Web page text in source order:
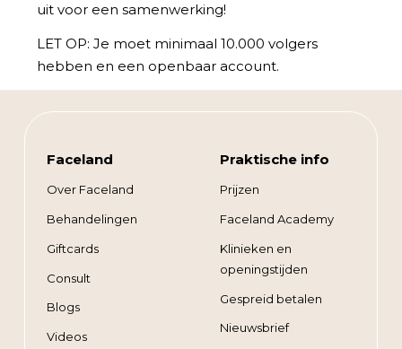
uit voor een samenwerking!
LET OP: Je moet minimaal 10.000 volgers
hebben en een openbaar account.
Faceland
Over Faceland
Behandelingen
Giftcards
Consult
Blogs
Videos
Praktische info
Prijzen
Faceland Academy
Klinieken en
openingstijden
Gespreid betalen
Nieuwsbrief